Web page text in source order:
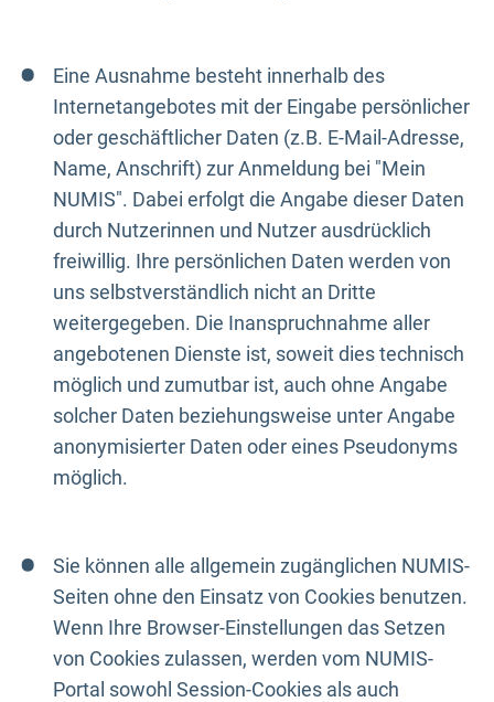
Eine Ausnahme besteht innerhalb des
Internetangebotes mit der Eingabe persönlicher
oder geschäftlicher Daten (z.B. E-Mail-Adresse,
Name, Anschrift) zur Anmeldung bei "Mein
NUMIS". Dabei erfolgt die Angabe dieser Daten
durch Nutzerinnen und Nutzer ausdrücklich
freiwillig. Ihre persönlichen Daten werden von
uns selbstverständlich nicht an Dritte
weitergegeben. Die Inanspruchnahme aller
angebotenen Dienste ist, soweit dies technisch
möglich und zumutbar ist, auch ohne Angabe
solcher Daten beziehungsweise unter Angabe
anonymisierter Daten oder eines Pseudonyms
möglich.
Sie können alle allgemein zugänglichen NUMIS-
Seiten ohne den Einsatz von Cookies benutzen.
Wenn Ihre Browser-Einstellungen das Setzen
von Cookies zulassen, werden vom NUMIS-
Portal sowohl Session-Cookies als auch